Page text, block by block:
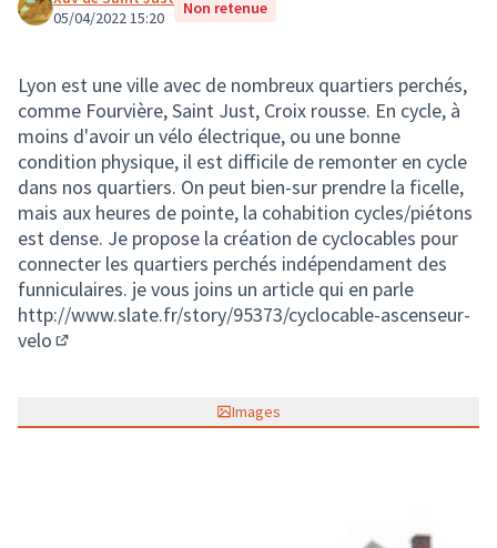
05/04/2022 15:20
Non retenue
Lyon est une ville avec de nombreux quartiers perchés,
comme Fourvière, Saint Just, Croix rousse. En cycle, à
moins d'avoir un vélo électrique, ou une bonne
condition physique, il est difficile de remonter en cycle
dans nos quartiers. On peut bien-sur prendre la ficelle,
mais aux heures de pointe, la cohabition cycles/piétons
est dense. Je propose la création de cyclocables pour
connecter les quartiers perchés indépendament des
funniculaires. je vous joins un article qui en parle
http://www.slate.fr/story/95373/cyclocable-ascenseur-
velo
Images